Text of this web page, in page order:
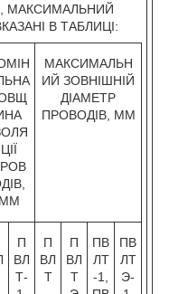
МАКСИМАЛЬНИЙ
В ТАБЛИЦІ:
ЦІЇ
ММ
МАКСИМАЛЬН
ИЙ ЗОВНІШНІЙ
ДІАМЕТР
ПРОВОДІВ, ММ
П
ВЛ
Т-
П
ВЛ
Т
П
ВЛ
Т
ПВ
ЛТ
-1,
ПВ
ЛТ
Э-